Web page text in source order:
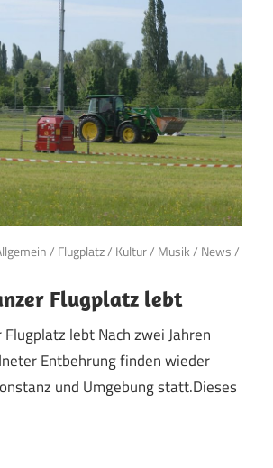
/ Flugplatz/ Kultur/ Musik/ News/
Flugplatz lebt
lebt Nach zwei Jahren
Entbehrung finden wieder
und Umgebung statt.Dieses